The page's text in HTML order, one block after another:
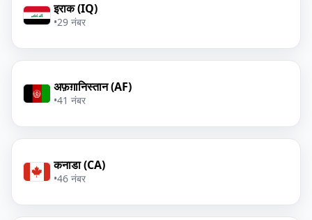
इराक (IQ)
•29 नंबर
अफ़ग़ानिस्तान (AF)
•41 नंबर
कनाडा (CA)
•46 नंबर